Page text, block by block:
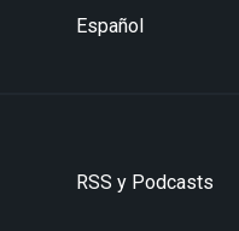
Español
RSS y Podcasts